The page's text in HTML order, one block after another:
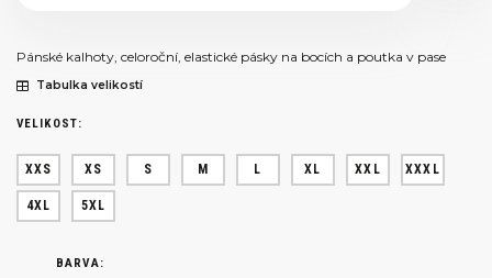
Pánské kalhoty, celoroční, elastické pásky na bocích a poutka v pase
Tabulka velikostí
VELIKOST:
XXS XS S M L XL XXL XXXL
4XL 5XL
BARVA: